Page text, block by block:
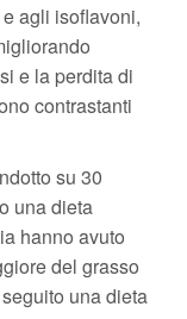
agli isoflavoni,
e la perdita di
contrastanti
su 30
una dieta
hanno avuto
del grasso
una dieta